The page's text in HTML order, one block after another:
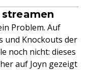
Problem. Auf
und Knockouts der
noch nicht: dieses
auf Joyn gezeigt